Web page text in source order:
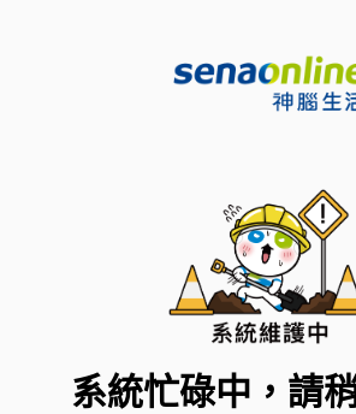
系統忙碌中，請